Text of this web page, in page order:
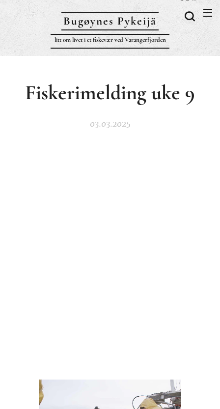
Bugøynes Pykeijä
litt om livet i et fiskevær ved Varangerfjorden
Fiskerimelding uke 9
03.03.2025